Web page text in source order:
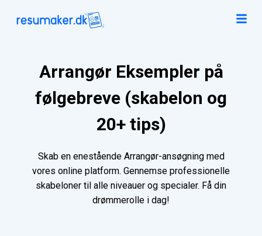
Arrangør Eksempler på
følgebreve (skabelon og
20+ tips)
Skab en enestående Arrangør-ansøgning med
vores online platform. Gennemse professionelle
skabeloner til alle niveauer og specialer. Få din
drømmerolle i dag!